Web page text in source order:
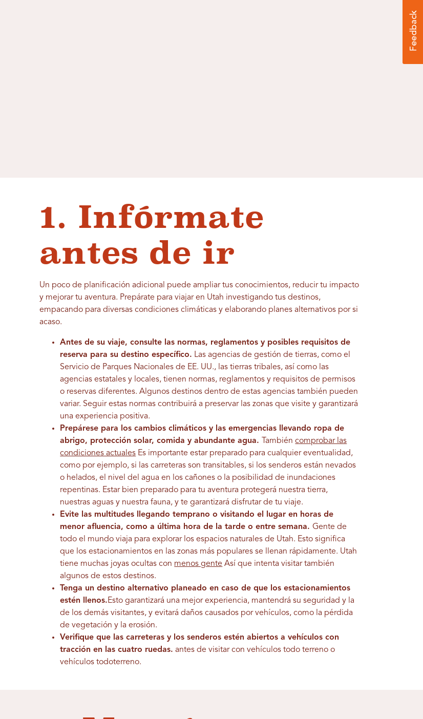
1. Infórmate
antes de ir
Un poco de planificación adicional puede ampliar tus conocimientos, reducir tu impacto
y mejorar tu aventura. Prepárate para viajar en Utah investigando tus destinos,
empacando para diversas condiciones climáticas y elaborando planes alternativos por si
acaso.
Antes de su viaje, consulte las normas, reglamentos y posibles requisitos de
reserva para su destino específico. Las agencias de gestión de tierras, como el
Servicio de Parques Nacionales de EE. UU., las tierras tribales, así como las
agencias estatales y locales, tienen normas, reglamentos y requisitos de permisos
o reservas diferentes. Algunos destinos dentro de estas agencias también pueden
variar. Seguir estas normas contribuirá a preservar las zonas que visite y garantizará
una experiencia positiva.
Prepárese para los cambios climáticos y las emergencias llevando ropa de
abrigo, protección solar, comida y abundante agua.
Tambiéncomprobar las
condiciones actuales Es importante estar preparado para cualquier eventualidad,
como por ejemplo, si las carreteras son transitables, si los senderos están nevados
o helados, el nivel del agua en los cañones o la posibilidad de inundaciones
repentinas. Estar bien preparado para tu aventura protegerá nuestra tierra,
nuestras aguas y nuestra fauna, y te garantizará disfrutar de tu viaje.
Evite las multitudes llegando temprano o visitando el lugar en horas de
menor afluencia, como a última hora de la tarde o entre semana.Gente de
todo el mundo viaja para explorar los espacios naturales de Utah. Esto significa
que los estacionamientos en las zonas más populares se llenan rápidamente. Utah
tiene muchas joyas ocultas con menos gente Así que intenta visitar también
algunos de estos destinos.
Tenga un destino alternativo planeado en caso de que los estacionamientos
estén llenos.Esto garantizará una mejor experiencia, mantendrá su seguridad y la
de los demás visitantes, y evitará daños causados ​​por vehículos, como la pérdida
de vegetación y la erosión.
Verifique que las carreteras y los senderos estén abiertos a vehículos con
tracción en las cuatro ruedas. antes de visitar con vehículos todo terreno o
vehículos todoterreno.